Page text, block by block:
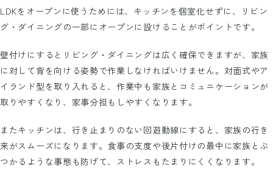
LDKをオープンに使うためには、キッチンを個室化せずに、リビン
グ・ダイニングの一部にオープンに設けることがポイントです。
壁付けにするとリビング・ダイニングは広く確保できますが、家族
に対して背を向ける姿勢で作業しなければいけません。対面式やア
イランド型を取り入れると、作業中も家族とコミュニケーションが
取りやすくなり、家事分担もしやすくなります。
またキッチンは、行き止まりのない回遊動線にすると、家族の行き
来がスムーズになります。食事の支度や後片付けの最中に家族とぶ
つかるような事態も防げて、ストレスもたまりにくくなります。